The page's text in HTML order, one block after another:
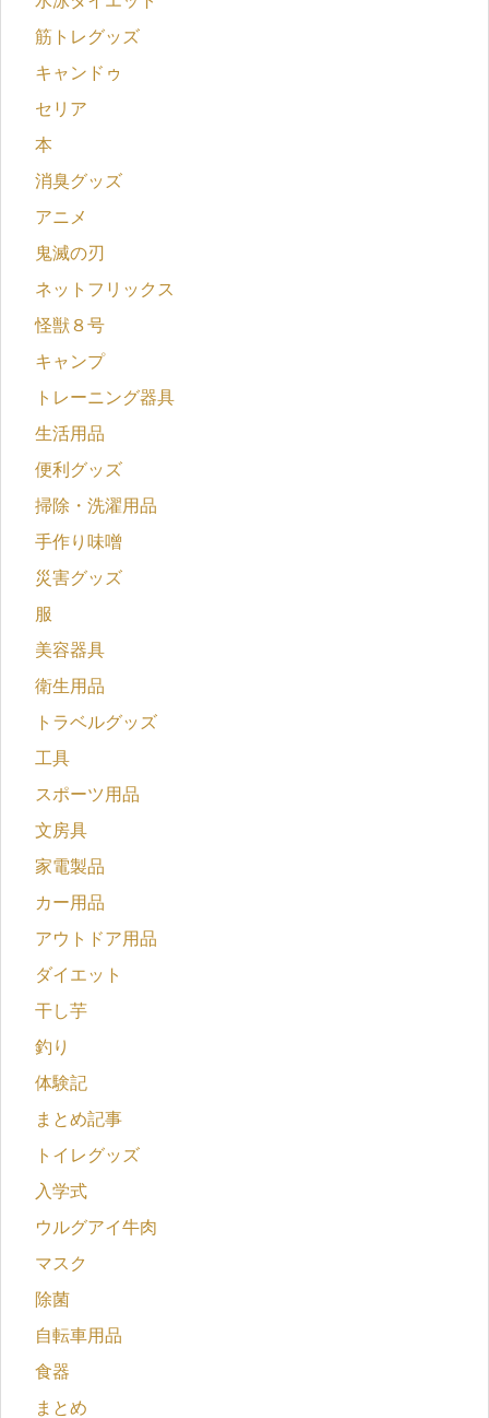
筋トレグッズ
キャンドゥ
セリア
本
消臭グッズ
アニメ
鬼滅の刃
ネットフリックス
怪獣８号
キャンプ
トレーニング器具
生活用品
便利グッズ
掃除・洗濯用品
手作り味噌
災害グッズ
服
美容器具
衛生用品
トラベルグッズ
工具
スポーツ用品
文房具
家電製品
カー用品
アウトドア用品
ダイエット
干し芋
釣り
体験記
まとめ記事
トイレグッズ
入学式
ウルグアイ牛肉
マスク
除菌
自転車用品
食器
まとめ